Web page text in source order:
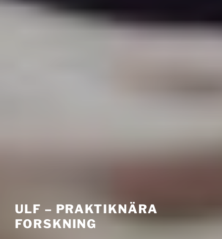
ULF – PRAKTIKNÄRA
FORSKNING